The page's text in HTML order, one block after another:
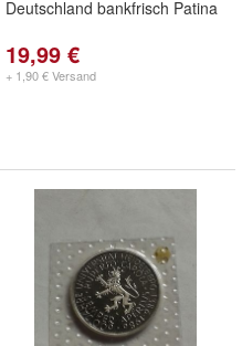
Deutschland bankfrisch Patina
19,99 €
+ 1,90 € Versand